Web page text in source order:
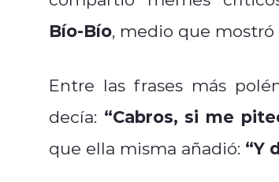
Bío-Bío, medio que mostró
Entre las frases más
decía: “Cabros, si me
que ella misma añadió: “Y